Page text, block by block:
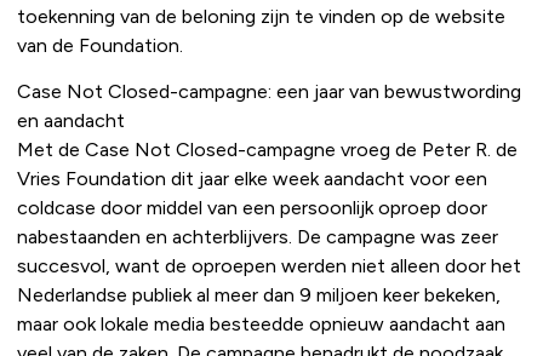
toekenning van de beloning zijn te vinden op de website
van de Foundation.
Case Not Closed-campagne: een jaar van bewustwording
en aandacht
Met de Case Not Closed-campagne vroeg de Peter R. de
Vries Foundation dit jaar elke week aandacht voor een
coldcase door middel van een persoonlijk oproep door
nabestaanden en achterblijvers. De campagne was zeer
succesvol, want de oproepen werden niet alleen door het
Nederlandse publiek al meer dan 9 miljoen keer bekeken,
maar ook lokale media besteedde opnieuw aandacht aan